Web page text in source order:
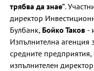
трябва да знае".
директор
Булбанк, Бойко Таков -
Изпълнителна агенция
средните предприятия,
изпълнителен